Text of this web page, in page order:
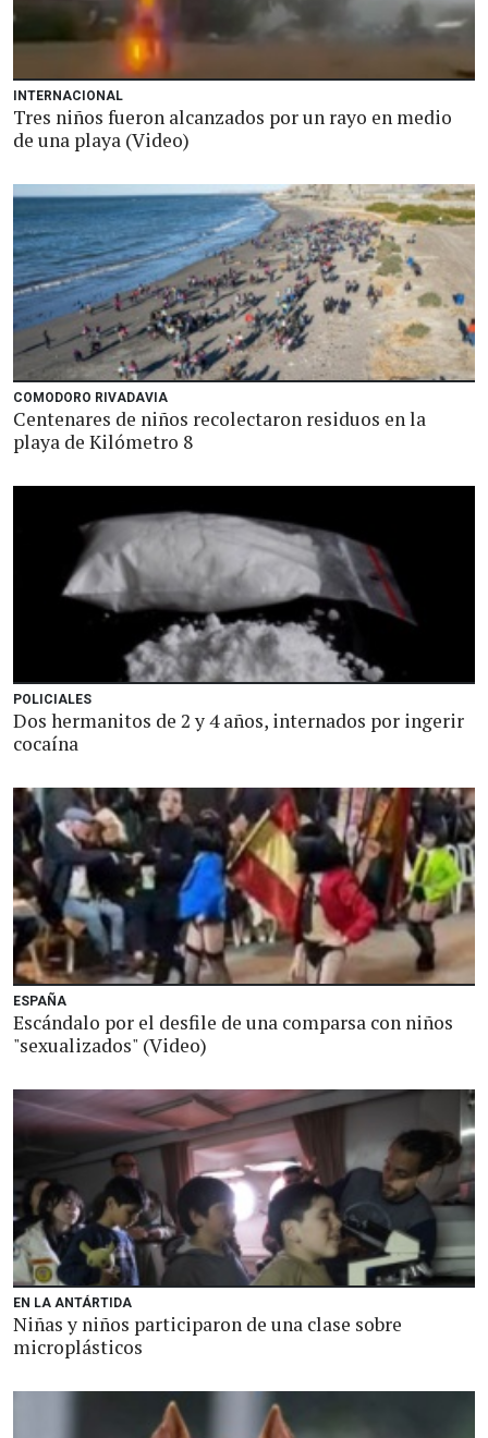
INTERNACIONAL
Tres niños fueron alcanzados por un rayo en medio
de una playa (Video)
COMODORO RIVADAVIA
Centenares de niños recolectaron residuos en la
playa de Kilómetro 8
POLICIALES
Dos hermanitos de 2 y 4 años, internados por ingerir
cocaína
ESPAÑA
Escándalo por el desfile de una comparsa con niños
"sexualizados" (Video)
EN LA ANTÁRTIDA
Niñas y niños participaron de una clase sobre
microplásticos